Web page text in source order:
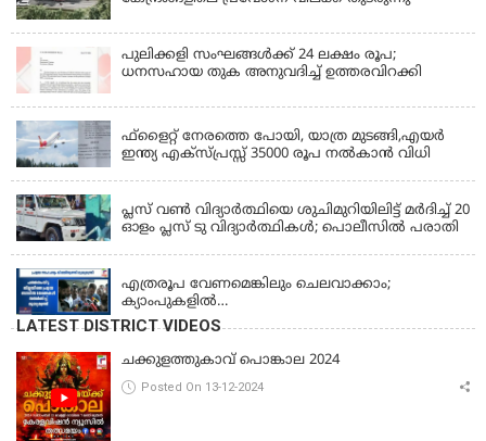
പുലിക്കളി സംഘങ്ങള്‍ക്ക് 24 ലക്ഷം രൂപ;
ധനസഹായ തുക അനുവദിച്ച് ഉത്തരവിറക്കി
ഫ്ളൈറ്റ് നേരത്തെ പോയി, യാത്ര മുടങ്ങി,എയർ
ഇന്ത്യ എക്സ്പ്രസ്സ് 35000 രൂപ നൽകാൻ വിധി
പ്ലസ് വൺ വിദ്യാർത്ഥിയെ ശുചിമുറിയിലിട്ട് മർദിച്ച് 20
ഓളം പ്ലസ് ടു വിദ്യാർത്ഥികൾ; പൊലീസിൽ പരാതി
എത്രരൂപ വേണമെങ്കിലും ചെലവാക്കാം;
ക്യാംപുകളില്‍
കുറവൊന്നുമുണ്ടാകില്ല;'കാർഷികമേഖലയിലെ
നഷ്ടം പ്രത്യേകം പരിഗണിക്കും, സഹായം
പ്രഖ്യാപിക്കും;'സ്ഥിരം ദുരന്തനിവാരണ സംവിധാനം
നടപ്പാക്കും, ആദ്യ പദ്ധതി പത്തനംതിട്ടയിൽ;
പ്രളയബാധിത മേഖലകൾ സന്ദർശിച്ച് മുഖ്യമന്ത്രി
LATEST DISTRICT VIDEOS
ചക്കുളത്തുകാവ് പൊങ്കാല 2024
Posted On 13-12-2024